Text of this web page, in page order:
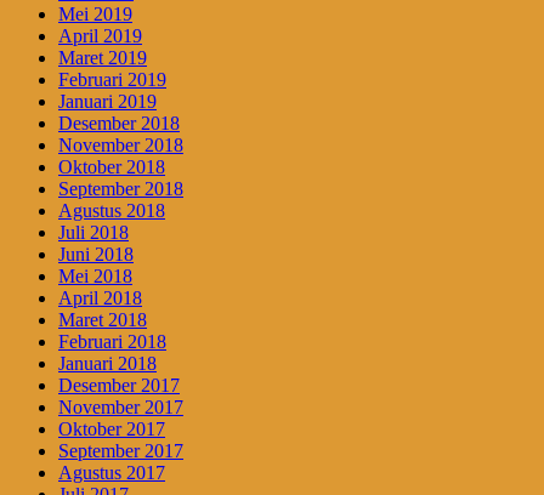
Mei 2019
April 2019
Maret 2019
Februari 2019
Januari 2019
Desember 2018
November 2018
Oktober 2018
September 2018
Agustus 2018
Juli 2018
Juni 2018
Mei 2018
April 2018
Maret 2018
Februari 2018
Januari 2018
Desember 2017
November 2017
Oktober 2017
September 2017
Agustus 2017